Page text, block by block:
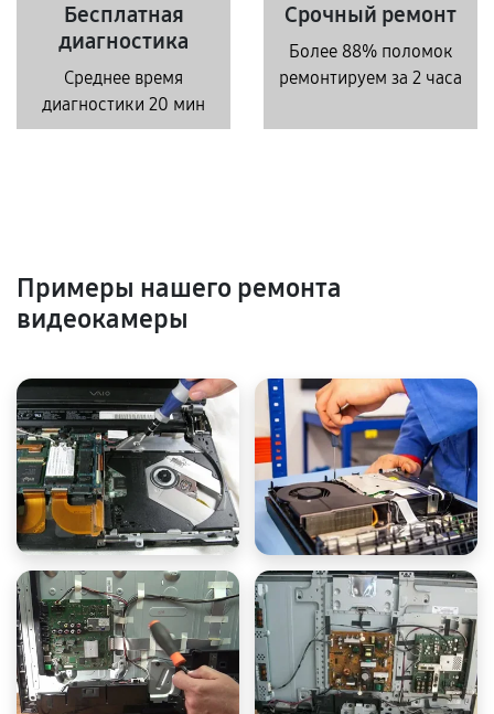
Бесплатная
диагностика
Среднее время
диагностики 20 мин
Срочный ремонт
Более 88% поломок
ремонтируем за 2 часа
Примеры нашего ремонта
видеокамеры